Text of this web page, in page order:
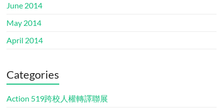
June 2014
May 2014
April 2014
Categories
Action 519跨校人權轉譯聯展